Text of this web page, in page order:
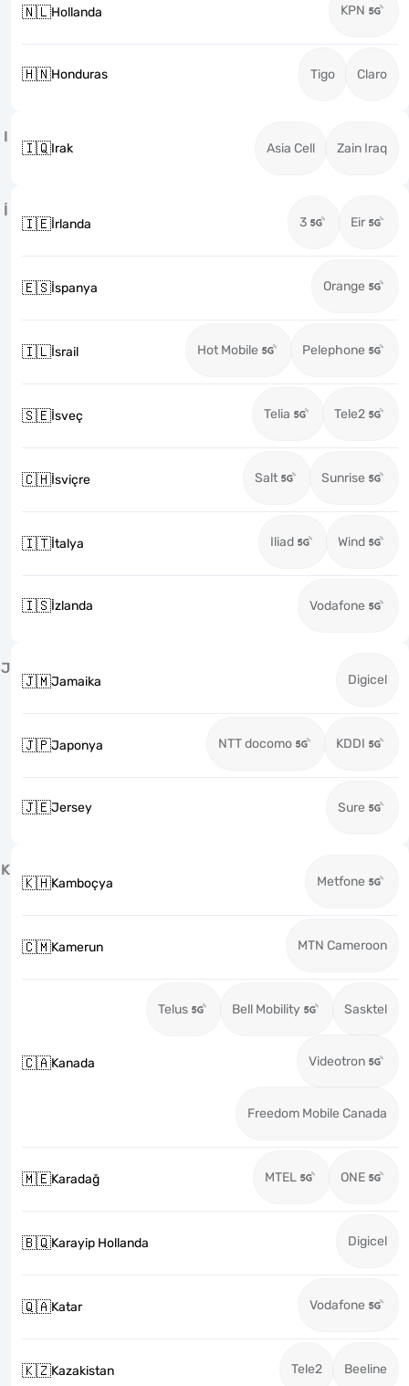
🇳🇱Hollanda KPN
🇭🇳Honduras Tigo Claro
I
🇮🇶Irak Asia Cell Zain Iraq
İ
🇮🇪İrlanda 3 Eir
🇪🇸İspanya Orange
🇮🇱İsrail Hot Mobile Pelephone
🇸🇪İsveç Telia Tele2
🇨🇭İsviçre Salt Sunrise
🇮🇹İtalya Iliad Wind
🇮🇸İzlanda Vodafone
J
🇯🇲Jamaika Digicel
🇯🇵Japonya NTT docomo KDDI
🇯🇪Jersey Sure
K
🇰🇭Kamboçya Metfone
🇨🇲Kamerun MTN Cameroon
🇨🇦Kanada
Telus Bell Mobility Sasktel
Videotron
Freedom Mobile Canada
🇲🇪Karadağ MTEL ONE
🇧🇶Karayip Hollanda Digicel
🇶🇦Katar Vodafone
🇰🇿Kazakistan Tele2 Beeline